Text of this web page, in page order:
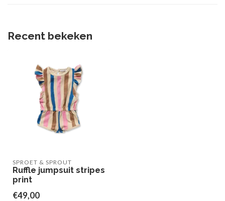
Recent bekeken
SPROET & SPROUT
Ruffle jumpsuit stripes
print
€49,00